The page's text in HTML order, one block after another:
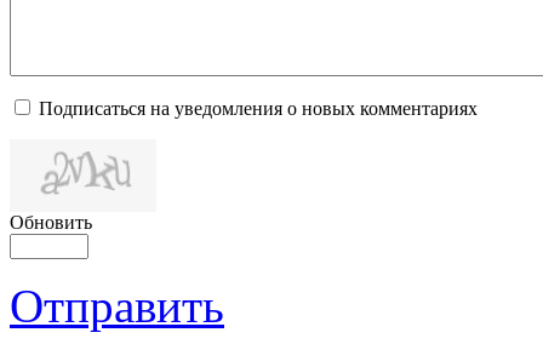
Подписаться на уведомления о новых комментариях
Обновить
Отправить